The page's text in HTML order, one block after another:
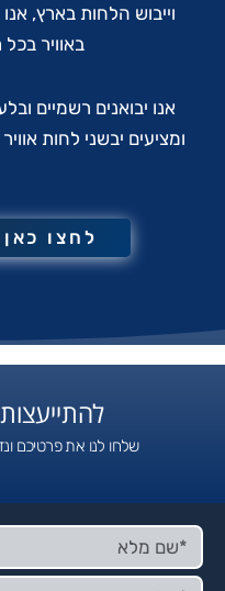
וייבוש הלחות בארץ,
באוויר
ומציעים יבשני לחות
לחצו
שלחו לנו את פרטיכם